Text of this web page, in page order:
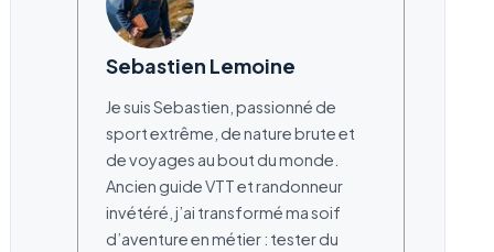
Sebastien Lemoine
Je suis Sebastien, passionné de
sport extrême, de nature brute et
de voyages au bout du monde.
Ancien guide VTT et randonneur
invétéré, j’ai transformé ma soif
d’aventure en métier : tester du